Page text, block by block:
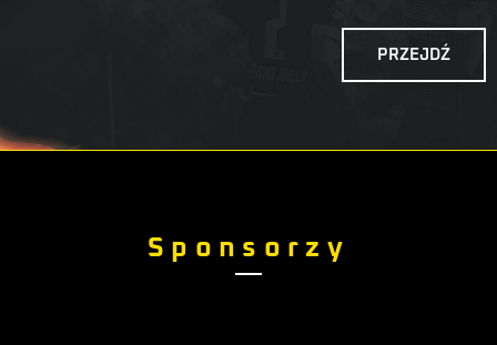
PRZEJDŹ
Sponsorzy